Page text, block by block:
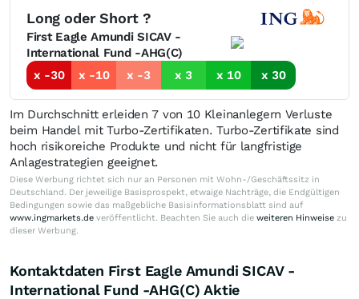
Long oder Short ?
First Eagle Amundi SICAV -
International Fund -AHG(C)
x -30
x -10 x -3 x 3 x 10 x 30
Im Durchschnitt erleiden 7 von 10 Kleinanlegern Verluste
beim Handel mit Turbo-Zertifikaten. Turbo-Zertifikate sind
hoch risikoreiche Produkte und nicht für langfristige
Anlagestrategien geeignet.
Diese Werbung richtet sich nur an Personen mit Wohn-/Geschäftssitz in
Deutschland. Der jeweilige Basisprospekt, etwaige Nachträge, die Endgültigen
Bedingungen sowie das maßgebliche Basisinformationsblatt sind auf
www.ingmarkets.de veröffentlicht. Beachten Sie auch die weiteren Hinweise zu
dieser Werbung.
Kontaktdaten First Eagle Amundi SICAV -
International Fund -AHG(C) Aktie